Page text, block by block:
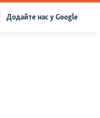
Додайте нас у Google